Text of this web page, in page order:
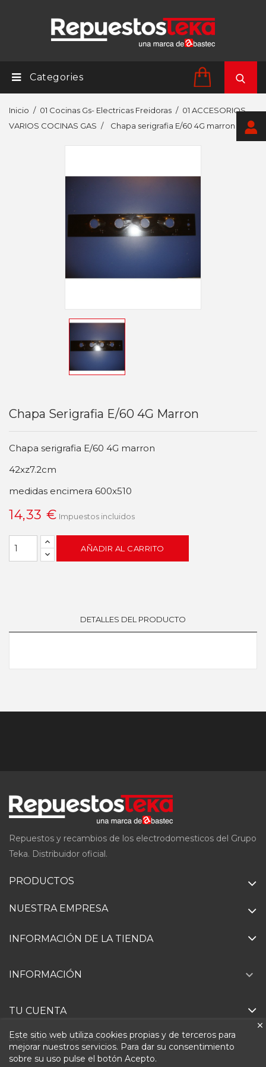
Categories
Inicio 01 Cocinas Gs- Electricas Freidoras
01 ACCESORIOS
VARIOS COCINAS GAS
Chapa serigrafia E/60 4G marron
Chapa Serigrafia E/60 4G Marron
Chapa serigrafia E/60 4G marron
42xz7.2cm
medidas encimera 600x510
14,33 € Impuestos incluidos
AÑADIR AL CARRITO
DETALLES DEL PRODUCTO
Repuestos y recambios de los electrodomesticos del Grupo
Teka. Distribuidor oficial.
PRODUCTOS
NUESTRA EMPRESA
INFORMACIÓN DE LA TIENDA
Este sitio web utiliza cookies propias y de terceros para
mejorar nuestros servicios. Para dar su consentimiento
sobre su uso pulse el botón Acepto.
INFORMACIÓN 
TU CUENTA
Ejercer derecho de desistimiento